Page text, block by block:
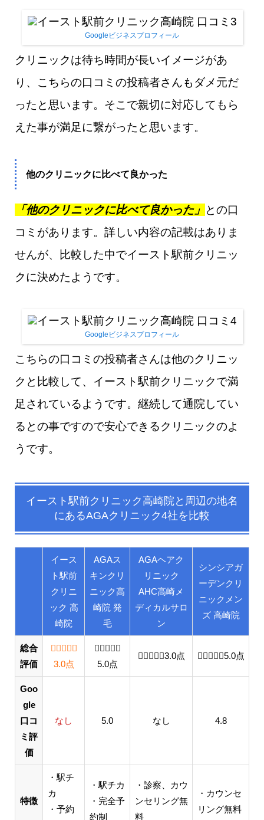
Googleビジネスプロフィール
クリニックは待ち時間が長いイメージがあ
り、こちらの口コミの投稿者さんもダメ元だ
ったと思います。そこで親切に対応してもら
えた事が満足に繋がったと思います。
他のクリニックに比べて良かった
「他のクリニックに比べて良かった」 との口
コミがあります。詳しい内容の記載はありま
せんが、比較した中でイースト駅前クリニッ
クに決めたようです。
Googleビジネスプロフィール
こちらの口コミの投稿者さんは他のクリニッ
クと比較して、イースト駅前クリニックで満
足されているようです。継続して通院してい
るとの事ですので安心できるクリニックのよ
うです。
イースト駅前クリニック高崎院と 周辺の地名
にあるAGAクリニック4社を比較
イース
ト駅前
クリニ
ック 高
崎院
AGAス
キンクリ
ニック高
崎院 発
毛
AGAヘアク
リニック
AHC高崎メ
ディカルサロ
ン
シンシアガ
ーデンクリ
ニックメン
ズ 高崎院
総合
評価
3.0 out of 5.0 stars
3.0点
5.0点
3.0 out of 5.0 stars
3.0点 5.0 out of
5.0点
Goo
gle
口コ
ミ評
価
なし 5.0 なし 4.8
特徴
・駅チ
カ
・予約
・駅チカ
・完全予
約制
・診察、カウ
ンセリング無
料
・カウンセ
リング無料